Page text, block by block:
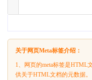
关于网页Meta标签介绍：
1、网页的meta标签是HTML
供关于HTML文档的元数据。